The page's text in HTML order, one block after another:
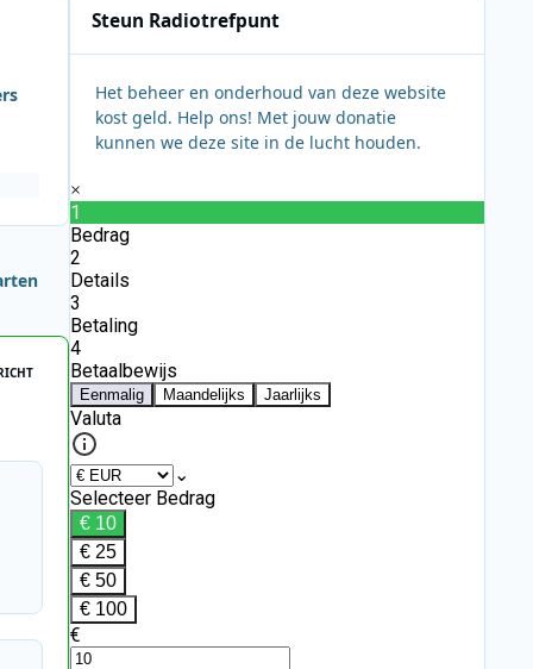
Steun Radiotrefpunt
Het beheer en onderhoud van deze website
kost geld. Help ons! Met jouw donatie
kunnen we deze site in de lucht houden.